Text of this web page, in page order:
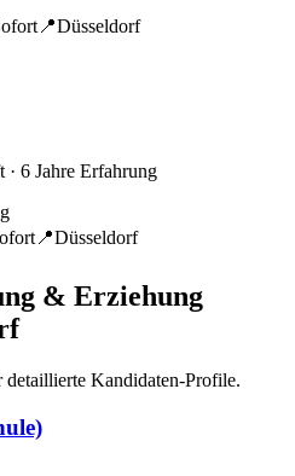
📍Düsseldorf
· 6 Jahre Erfahrung
📍Düsseldorf
& Erziehung
Kandidaten-Profile.